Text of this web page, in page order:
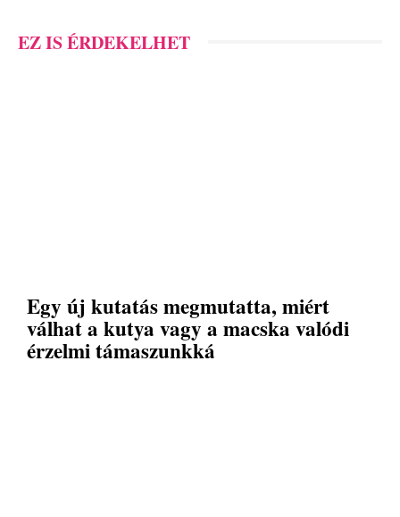
EZ IS ÉRDEKELHET
Egy új kutatás megmutatta, miért
válhat a kutya vagy a macska valódi
érzelmi támaszunkká